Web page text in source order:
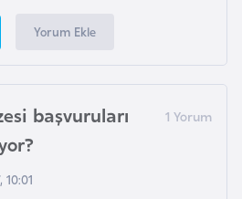
Yorum Ekle
başvuruları
10:01